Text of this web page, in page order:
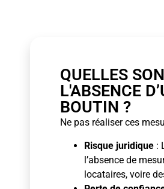
QUELLES
L'ABSENCE
BOUTIN ?
Ne pas réaliser ces
Risque juridique :
l’absence de
locataires, voire